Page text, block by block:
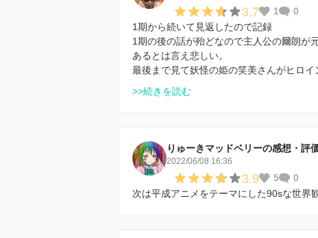
3.7 1
0
1期から続いて見返したので記録
1期の後の話が殆どなので主人公の爾朗が
あるとは言え悲しい。
最後まで見て妖怪の姫の笑美さんがヒロ
>>続きを読む
りゅーきマッドベリーの感想・評
2022/06/08 16:36
3.9 5
0
次は平成アニメをテーマにした90sな世界